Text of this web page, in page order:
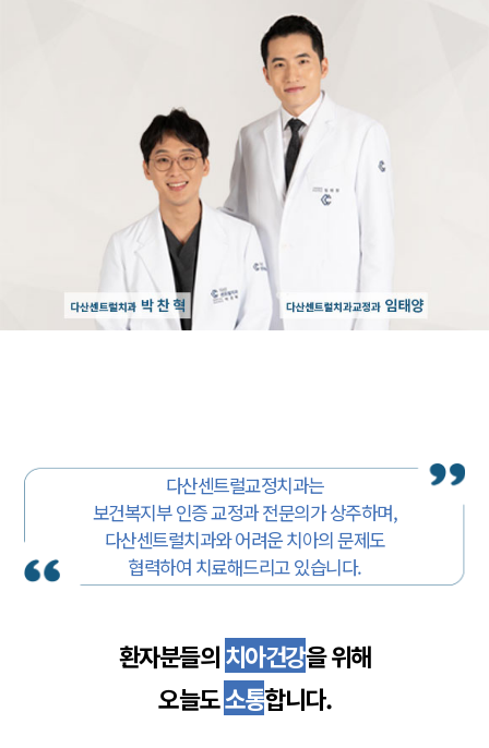
다산센트럴교정치과는
보건복지부 인증 교정과 전문의가 상주하며,
다산센트럴치과와 어려운 치아의 문제도
협력하여 치료해드리고 있습니다.
환자분들의치아건강을 위해
오늘도소통합니다.